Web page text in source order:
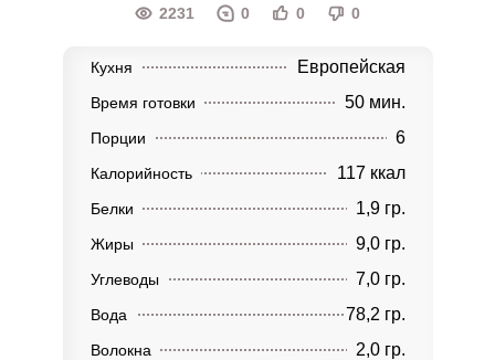
2231 0 0 0
Кухня Европейская
Время готовки 50 мин.
Порции 6
Калорийность 117 ккал
Белки 1,9 гр.
Жиры 9,0 гр.
Углеводы 7,0 гр.
Вода 78,2 гр.
Волокна 2,0 гр.